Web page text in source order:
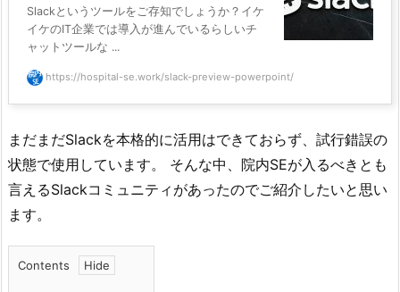
Slackというツールをご存知でしょうか？イケ
イケのIT企業では導入が進んでいるらしいチ
ャットツールな ...
https://hospital-se.work/slack-preview-powerpoint/
まだまだSlackを本格的に活用はできておらず、試行錯誤の
状態で使用しています。 そんな中、院内SEが入るべきとも
言えるSlackコミュニティがあったのでご紹介したいと思い
ます。
Contents